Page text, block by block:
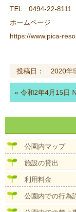
TEL 0494-22-8111
ホームページ
https://www.pica-
投稿日： 2020年
« 令和2年4月15日
公園内マップ
施設の貸出
利用料金
公園内での行為